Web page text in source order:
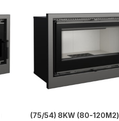
(75/54) 8KW (80-120Μ2)